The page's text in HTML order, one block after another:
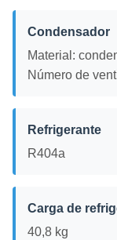
Condensador
Material:
Número de
Refrigerante
R404a
Carga de
40,8 kg